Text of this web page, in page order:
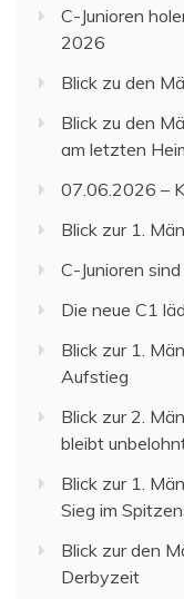
C-Junioren
2026
Blick zu den
Blick zu den
am letzten
07.06.2026 –
Blick zur 1.
C-Junioren
Die neue C1
Blick zur 1.
Aufstieg
Blick zur 2.
bleibt
Blick zur 1.
Sieg im
Blick zur den
Derbyzeit